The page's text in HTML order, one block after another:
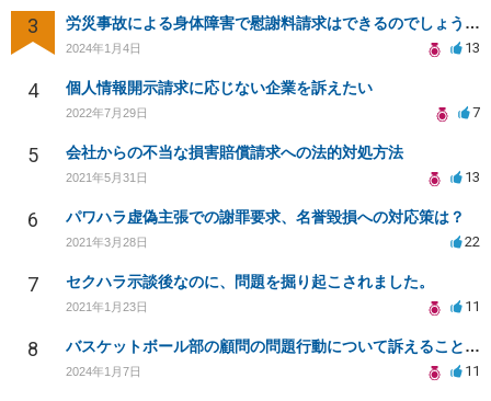
3 労災事故による身体障害で慰謝料請求はできるのでしょうか？
2024年1月4日 13
4 個人情報開示請求に応じない企業を訴えたい
2022年7月29日 7
5 会社からの不当な損害賠償請求への法的対処方法
2021年5月31日 13
6 パワハラ虚偽主張での謝罪要求、名誉毀損への対応策は？
2021年3月28日 22
7 セクハラ示談後なのに、問題を掘り起こされました。
2021年1月23日 11
8 バスケットボール部の顧問の問題行動について訴えることは可能でしょうか？
2024年1月7日 11